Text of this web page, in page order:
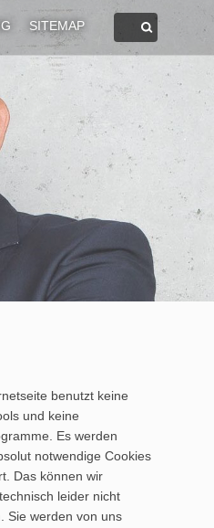
SITEMAP
benutzt keine
und keine
Es werden
notwendige Cookies
Das können wir
leider nicht
Sie werden von uns